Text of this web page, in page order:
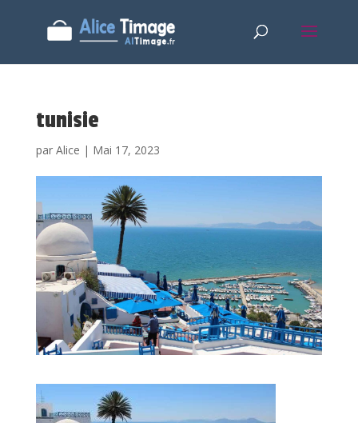
tunisie
par Alice | Mai 17, 2023